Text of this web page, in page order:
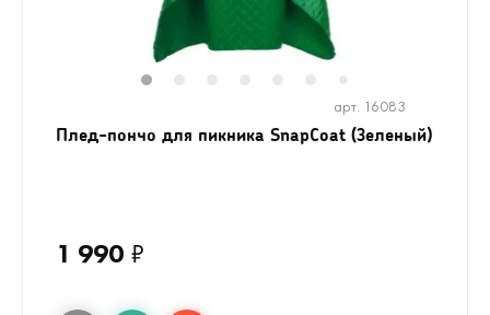
арт. 16083
Плед-пончо для пикника SnapCoat (Зеленый)
1 990 ₽